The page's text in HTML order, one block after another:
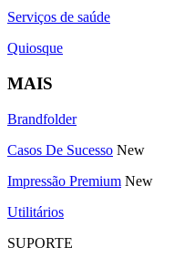
Serviços de saúde
Quiosque
MAIS
Brandfolder
Casos De Sucesso New
Impressão Premium New
Utilitários
SUPORTE